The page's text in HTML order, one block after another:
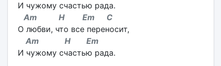
И чужому счастью рада.
Am H Em C
О любви, что все переносит,
Am H Em
И чужому счастью рада.